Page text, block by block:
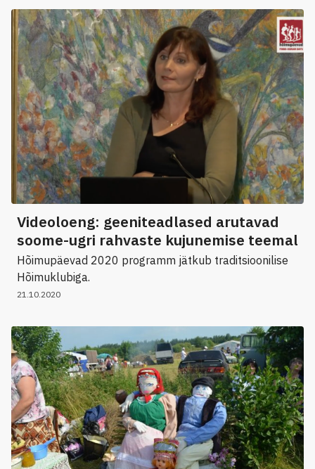
Videoloeng: geeniteadlased arutavad
soome-ugri rahvaste kujunemise teemal
Hõimupäevad 2020 programm jätkub traditsioonilise
Hõimuklubiga.
21.10.2020